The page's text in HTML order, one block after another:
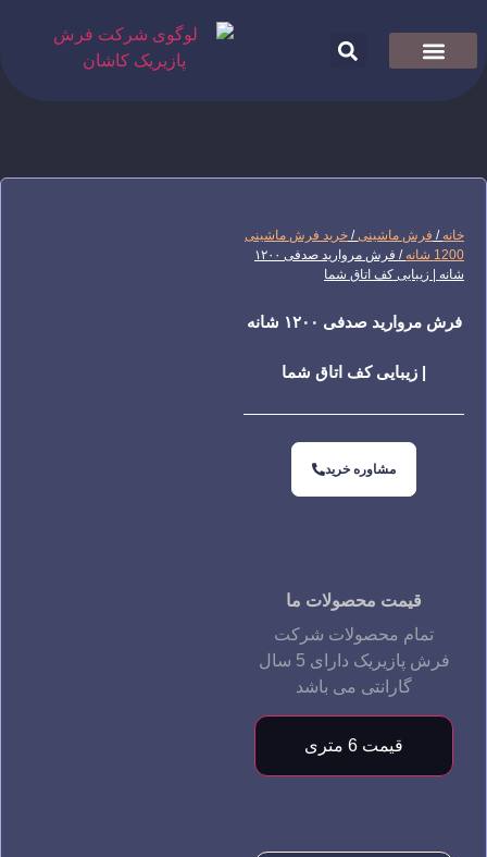
خانه / فرش ماشینی/ خرید فرش ماشینی
1200 شانه
/ فرش مروارید صدفی ۱۲۰۰
شانه | زیبایی کف اتاق شما
فرش مروارید صدفی ۱۲۰۰ شانه
| زیبایی کف اتاق شما
مشاوره خرید
قیمت محصولات ما
تمام محصولات شرکت
فرش پازیریک دارای 5 سال
گارانتی می باشد
قیمت 6 متری